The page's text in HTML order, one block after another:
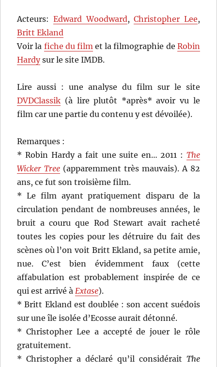
Acteurs: Edward Woodward,Christopher Lee,
Britt Ekland
Voir la fiche du filmet la filmographie de Robin
Hardysur le site IMDB.
Lire aussi : une analyse du film sur le site
DVDClassik (à lire plutôt *après* avoir vu le
film car une partie du contenu y est dévoilée).
Remarques :
* Robin Hardy a fait une suite en… 2011 : The
Wicker Tree (apparemment très mauvais). A 82
ans, ce fut son troisième film.
* Le film ayant pratiquement disparu de la
circulation pendant de nombreuses années, le
bruit a couru que Rod Stewart avait racheté
toutes les copies pour les détruire du fait des
scènes où l’on voit Britt Ekland, sa petite amie,
nue. C’est bien évidemment faux (cette
affabulation est probablement inspirée de ce
qui est arrivé àExtase).
* Britt Ekland est doublée : son accent suédois
sur une île isolée d’Ecosse aurait détonné.
* Christopher Lee a accepté de jouer le rôle
gratuitement.
* Christopher a déclaré qu’il considérait The